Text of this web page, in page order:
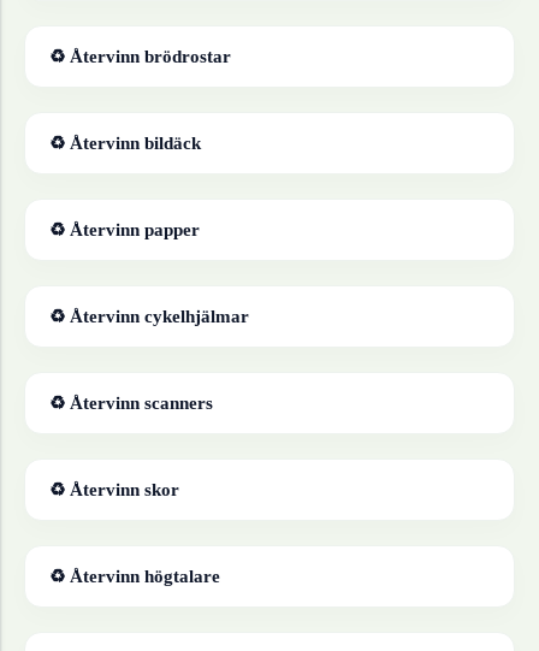
♻ Återvinn brödrostar
♻ Återvinn bildäck
♻ Återvinn papper
♻ Återvinn cykelhjälmar
♻ Återvinn scanners
♻ Återvinn skor
♻ Återvinn högtalare